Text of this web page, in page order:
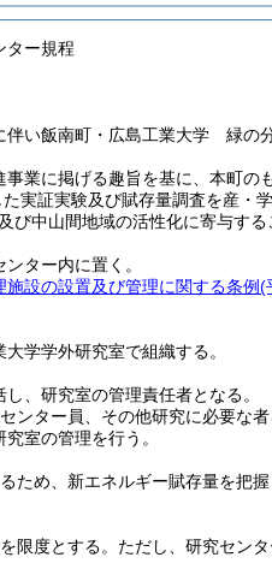
ター規程
伴い飯南町・広島工業大学 緑の
業に掲げる趣旨を基に、本町の
実証実験及び賦存量調査を産・
中山間地域の活性化に寄与する
ター内に置く。
設の設置及び管理に関する条例(
学学外研究室で組織する。
、研究室の管理責任者となる。
ンター員、その他研究に必要な者
室の管理を行う。
ため、新エネルギー賦存量を把
限度とする。 ただし、研究セン